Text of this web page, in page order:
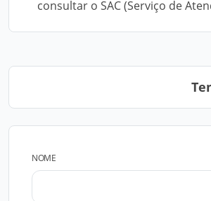
consultar o SAC (Serviço de
NOME